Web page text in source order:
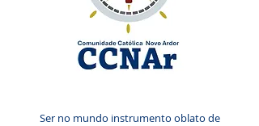
Ser no mundo instrumento oblato de